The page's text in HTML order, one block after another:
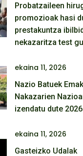
Probatzaileen
promozioak hasi
prestakuntza
nekazaritza test
ekaina 11, 2026
Nazio Batuek
Nakazarien
izendatu dute
ekaina 11, 2026
Gasteizko Udalak